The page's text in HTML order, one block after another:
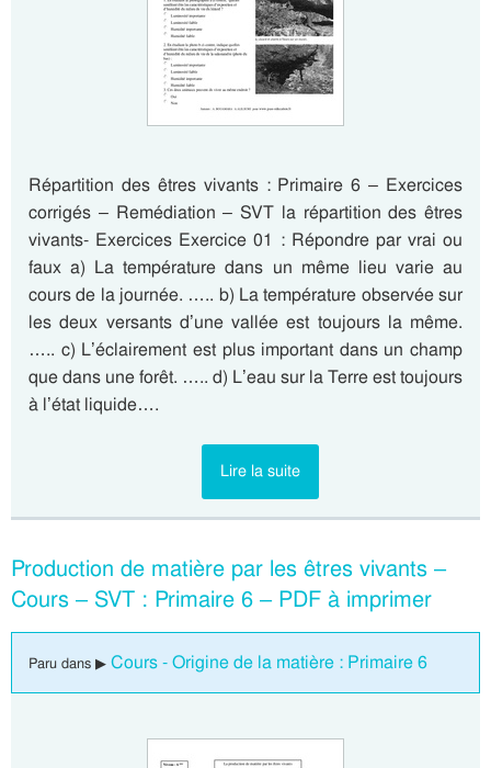
Répartition des êtres vivants : Primaire 6 – Exercices
corrigés – Remédiation – SVT la répartition des êtres
vivants- Exercices Exercice 01 : Répondre par vrai ou
faux a) La température dans un même lieu varie au
cours de la journée. ….. b) La température observée sur
les deux versants d’une vallée est toujours la même.
….. c) L’éclairement est plus important dans un champ
que dans une forêt. ….. d) L’eau sur la Terre est toujours
à l’état liquide….
Lire la suite
Production de matière par les êtres vivants –
Cours – SVT : Primaire 6 – PDF à imprimer
Paru dans ▶ Cours - Origine de la matière : Primaire 6